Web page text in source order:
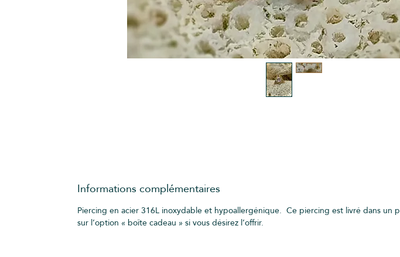
Informations complémentaires
Piercing en acier 316L inoxydable et hypoallergénique. Ce piercing est livré dans
sur l’option « boîte cadeau » si vous désirez l’offrir.